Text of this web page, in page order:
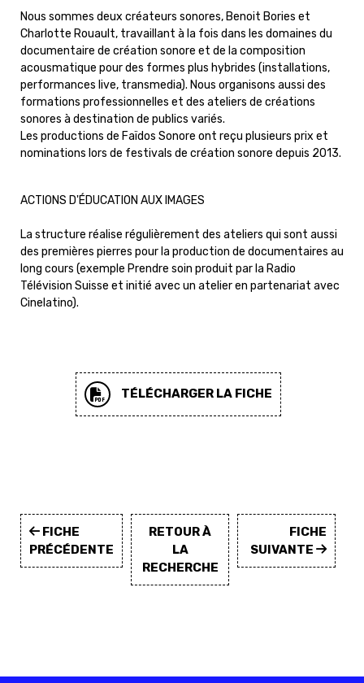
Nous sommes deux créateurs sonores, Benoit Bories et
Charlotte Rouault, travaillant à la fois dans les domaines du
documentaire de création sonore et de la composition
acousmatique pour des formes plus hybrides (installations,
performances live, transmedia). Nous organisons aussi des
formations professionnelles et des ateliers de créations
sonores à destination de publics variés.
Les productions de Faïdos Sonore ont reçu plusieurs prix et
nominations lors de festivals de création sonore depuis 2013.
ACTIONS D'ÉDUCATION AUX IMAGES
La structure réalise régulièrement des ateliers qui sont aussi
des premières pierres pour la production de documentaires au
long cours (exemple Prendre soin produit par la Radio
Télévision Suisse et initié avec un atelier en partenariat avec
Cinelatino).
TÉLÉCHARGER LA FICHE
FICHE
PRÉCÉDENTE
RETOUR À
LA
RECHERCHE
FICHE
SUIVANTE